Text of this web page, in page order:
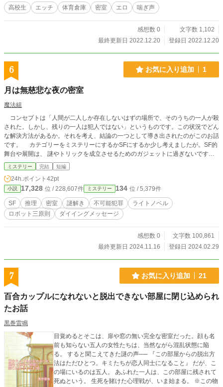
高校生 エッチ 体育倉庫 密室 エロ 喘ぎ声
感想数 0
文字数 1,102
最終更新日 2022.12.20
登録日 2022.12.20
6 お気に入り追加 1
月は無慈悲な夜の密室
魔法組
コンセプトは「人間が二人しか存在しないはずの場所で、そのうちの一人が殺
された。しかし、残りの一人は犯人ではない」というものです。この状況でどん
な解決方法があるか。それを考え、結論の一つとして導き出されたのがこのお話
です。 カテゴリーをミステリーにするかSFにするか少し考えましたが。SF的
舞台や展開は、 謎やトリックを成立させるためのガジェットに過ぎないです
し、メインテーマは前述の不可能殺人だったのでミステリーにしました。もし運
営様に注意されたら変更するかもしれません。 ☆あらすじ。 月の裏側に位
置する日本の月面基地ルナポート９。そこに駐在する二人の技官の一人、芹沢が
何者かによって包丁で腰を刺され死亡した。 だが現在ルナポート９には……
と言うより月全体でも人間は二人しか存在しない。つまり犯人はもう一人の駐在
技官である近藤以外にあり得ないのだが、近藤は自らは絶対に犯人ではないと主
張する。 謎を解き真実をつきとめるため、基地のロボットたちと協力して推
ミステリー 完結 短編
24h.ポイント 42pt
小説 17,328 位 / 228,607件 ミステリー 134 位 / 5,379件
SF 推理 密室 謎解き 不可能犯罪
ライトノベル
ロボット三原則
ダイイングメッセージ
感想数 0
文字数 100,861
最終更新日 2024.11.16
登録日 2024.02.29
7 お気に入り追加 21
百合カップルになれないと脱出できない部屋に閉じ込められ
たお話
黒巻雷鳴
目覚めるとそこは、扉や窓の無い完全な密室だった。顔も名
前も知らない五人の女性たちは、当然ながら混乱状態に陥
る。 すると聞こえてきた謎の声── 『この部屋からの脱出方
法はただひとつ。キミたちが恋人同士になること』 だが、こ
の場にいるのは五人。 あふれた一人は、この部屋に残されて
死ぬという。 生死を賭けた心理戦が、いま始まる。 ※この物